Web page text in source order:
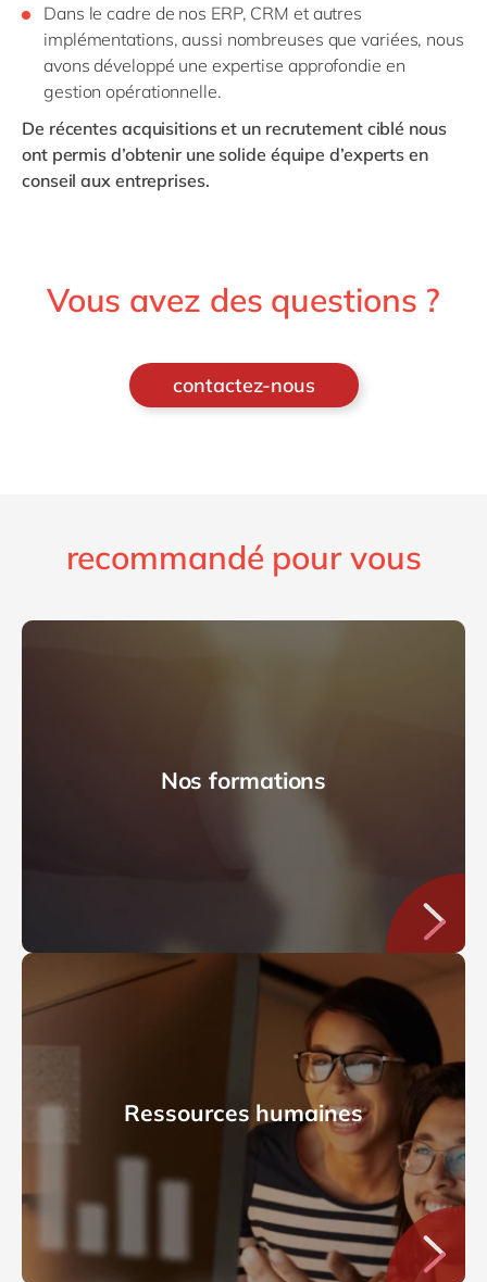
Dans le cadre de nos ERP, CRM et autres
implémentations, aussi nombreuses que variées, nous
avons développé une expertise approfondie en
gestion opérationnelle.
De récentes acquisitions et un recrutement ciblé nous
ont permis d’obtenir une solide équipe d’experts en
conseil aux entreprises.
Vous avez des questions ?
contactez-nous
recommandé pour vous
Nos formations
Ressources humaines